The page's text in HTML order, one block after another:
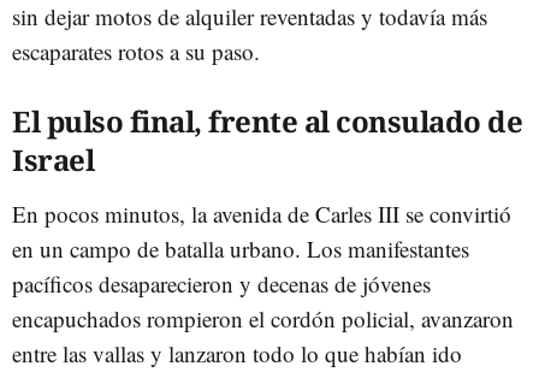
sin dejar motos de alquiler reventadas y todavía más
escaparates rotos a su paso.
El pulso final, frente al consulado de
Israel
En pocos minutos, la avenida de Carles III se convirtió
en un campo de batalla urbano. Los manifestantes
pacíficos desaparecieron y decenas de jóvenes
encapuchados rompieron el cordón policial, avanzaron
entre las vallas y lanzaron todo lo que habían ido